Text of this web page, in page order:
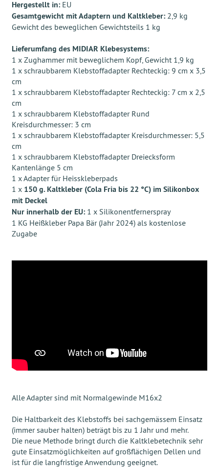
Hergestellt in: EU
Gesamtgewicht mit Adaptern und Kaltkleber: 2,9 kg
Gewicht des beweglichen Gewichtsteils 1 kg
Lieferumfang des MIDIAR Klebesystems:
1 x Zughammer mit beweglichem Kopf, Gewicht 1,9 kg
1 x schraubbarem Klebstoffadapter Rechteckig: 9 cm x 3,5
cm
1 x schraubbarem Klebstoffadapter Rechteckig: 7 cm x 2,5
cm
1 x schraubbarem Klebstoffadapter Rund
Kreisdurchmesser: 3 cm
1 x schraubbarem Klebstoffadapter Kreisdurchmesser: 5,5
cm
1 x schraubbarem Klebstoffadapter Dreiecksform
Kantenlänge 5 cm
1 x Adapter für Heisskleberpads
1 x 150 g. Kaltkleber (Cola Fria bis 22 °C) im Silikonbox
mit Deckel
Nur innerhalb der EU: 1 x Silikonentfernerspray
1 KG Heißkleber Papa Bär (Jahr 2024) als kostenlose
Zugabe
Alle Adapter sind mit Normalgewinde M16x2
Die Haltbarkeit des Klebstoffs bei sachgemässem Einsatz
(immer sauber halten) beträgt bis zu 1 Jahr und mehr.
Die neue Methode bringt durch die Kaltklebetechnik sehr
gute Einsatzmöglichkeiten auf großflächigen Dellen und
ist für die langfristige Anwendung geeignet.